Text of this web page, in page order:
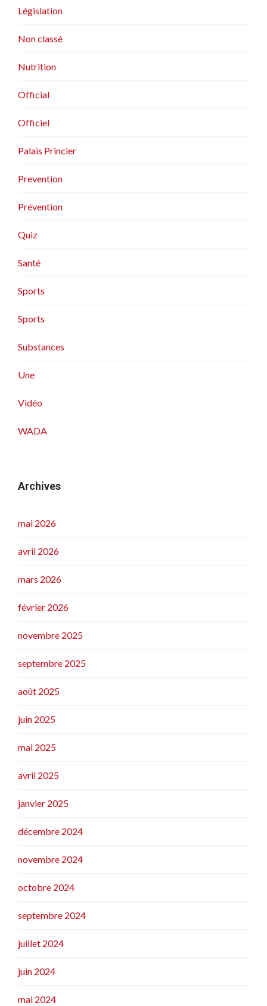
Législation
Non classé
Nutrition
Official
Officiel
Palais Princier
Prevention
Prévention
Quiz
Santé
Sports
Sports
Substances
Une
Vidéo
WADA
Archives
mai 2026
avril 2026
mars 2026
février 2026
novembre 2025
septembre 2025
août 2025
juin 2025
mai 2025
avril 2025
janvier 2025
décembre 2024
novembre 2024
octobre 2024
septembre 2024
juillet 2024
juin 2024
mai 2024